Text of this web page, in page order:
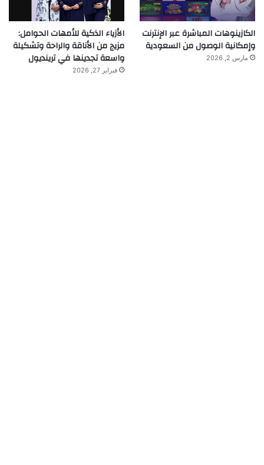
الكازينوهات المباشرة عبر الإنترنت
وإمكانية الوصول من السعودية
مارس 2, 2026
الأزياء الذكية للأمهات الحوامل:
مزيج من الأناقة والراحة وتشكيلة
واسعة تجدينها في ترينديول
فبراير 27, 2026